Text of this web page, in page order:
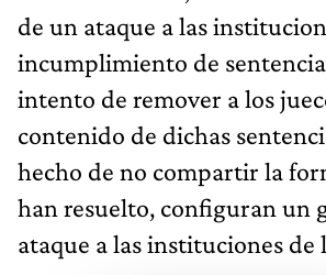
de un ataque a las
incumplimiento de
intento de remover a los
contenido de dichas
hecho de no compartir la
han resuelto, configuran un
ataque a las instituciones de